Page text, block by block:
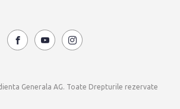
Generala AG. Toate Drepturile rezervate